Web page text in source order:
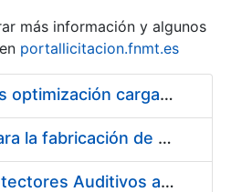
más información y algunos
portallicitacion.fnmt.es
Pliego condiciones optimización cargas compras firmado
Acuerdo marco para la fabricación de piezas
Suministro de Protectores Auditivos a medida para las personas trabajadoras de los Centros de Trabajo de Madrid y Burgos